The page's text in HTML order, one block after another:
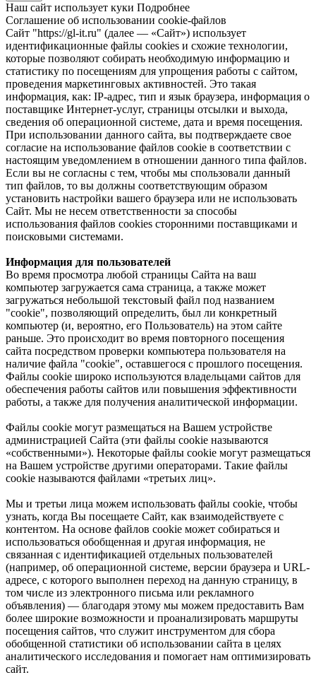
Наш сайт использует куки Подробнее
Соглашение об использовании cookie-файлов
Сайт "https://gl-it.ru" (далее — «Сайт») использует
идентификационные файлы cookies и схожие технологии,
которые позволяют собирать необходимую информацию и
статистику по посещениям для упрощения работы с сайтом,
проведения маркетинговых активностей. Это такая
информация, как: IP-адрес, тип и язык браузера, информация о
поставщике Интернет-услуг, страницы отсылки и выхода,
сведения об операционной системе, дата и время посещения.
При использовании данного сайта, вы подтверждаете свое
согласие на использование файлов cookie в соответствии с
настоящим уведомлением в отношении данного типа файлов.
Если вы не согласны с тем, чтобы мы спользовали данный
тип файлов, то вы должны соответствующим образом
установить настройки вашего браузера или не использовать
Сайт. Мы не несем ответственности за способы
использования файлов cookies сторонними поставщиками и
поисковыми системами.
Информация для пользователей
Во время просмотра любой страницы Сайта на ваш
компьютер загружается сама страница, а также может
загружаться небольшой текстовый файл под названием
"cookie", позволяющий определить, был ли конкретный
компьютер (и, вероятно, его Пользователь) на этом сайте
раньше. Это происходит во время повторного посещения
сайта посредством проверки компьютера пользователя на
наличие файла "cookie", оставшегося с прошлого посещения.
Файлы cookie широко используются владельцами сайтов для
обеспечения работы сайтов или повышения эффективности
работы, а также для получения аналитической информации.
Файлы cookie могут размещаться на Вашем устройстве
администрацией Сайта (эти файлы cookie называются
«собственными»). Некоторые файлы cookie могут размещаться
на Вашем устройстве другими операторами. Такие файлы
cookie называются файлами «третьих лиц».
Мы и третьи лица можем использовать файлы cookie, чтобы
узнать, когда Вы посещаете Сайт, как взаимодействуете c
контентом. На основе файлов cookie может собираться и
использоваться обобщенная и другая информация, не
связанная с идентификацией отдельных пользователей
(например, об операционной системе, версии браузера и URL-
адресе, с которого выполнен переход на данную страницу, в
том числе из электронного письма или рекламного
объявления) — благодаря этому мы можем предоставить Вам
более широкие возможности и проанализировать маршруты
посещения сайтов, что служит инструментом для сбора
обобщенной статистики об использовании сайта в целях
аналитического исследования и помогает нам оптимизировать
сайт.